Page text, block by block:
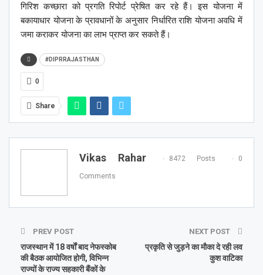
गिरिश कच्छारा को प्रगति रिपोर्ट प्रेषित कर रहे हैं। इस योजना में
बकायाधार योजना के प्रावधानों के अनुसार निर्धारित राशि योजना अवधि में
जमा कराकर योजना का लाभ प्राप्त कर सकते हैं।
#DIPRRAJASTHAN
0
Share
Vikas Rahar 8472 Posts 0
Comments
PREV POST
राजस्थान में 18 वर्षाें बाद नेफस्कोब
की बैठक आयोजित होगी, विभिन्न
राज्यों के राज्य सहकारी बैंकों के
NEXT POST
प्रकृति से जुड़ने का मौका दे रही लव
कुश वाटिका